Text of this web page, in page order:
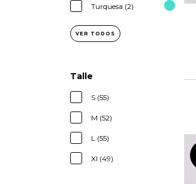
Turquesa (2)
VER TODOS
Talle
S (55)
M (52)
L (55)
Xl (49)